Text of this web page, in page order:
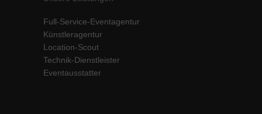
Full-Service-Eventagentur
Künstleragentur
Location-Scout
Technik-Dienstleister
Eventausstatter
standardmäßig blockiert. Wenn Cookies von externen Medien akzeptiert
werden, bedarf der Zugriff auf diese Inhalte keiner manuellen Einwilligung
Cookie-Informationen anzeigen
powered by Borlabs Cookie